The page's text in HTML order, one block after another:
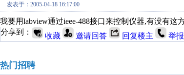
发表于：2005-04-18 16:17:00
我要用labview通过ieee-488接口来控制仪器,有没有这
分享到：
收藏 邀请回答 回复楼主 举报
热门招聘